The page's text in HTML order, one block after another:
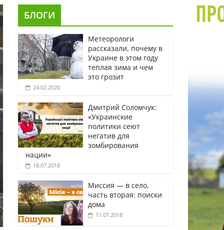
БЛОГИ
Метеорологи
рассказали, почему в
Украине в этом году
теплая зима и чем
это грозит
24.02.2020
Дмитрий Соломчук:
«Украинские
политики сеют
негатив для
зомбирования
нации»
18.07.2018
Миссия — в село,
часть вторая: поиски
дома
11.07.2018